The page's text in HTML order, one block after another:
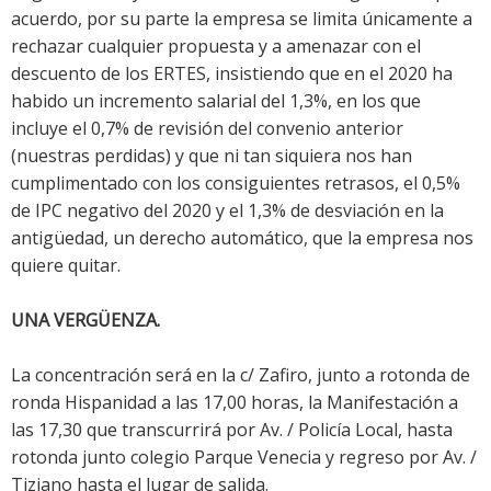
acuerdo, por su parte la empresa se limita únicamente a
rechazar cualquier propuesta y a amenazar con el
descuento de los ERTES, insistiendo que en el 2020 ha
habido un incremento salarial del 1,3%, en los que
incluye el 0,7% de revisión del convenio anterior
(nuestras perdidas) y que ni tan siquiera nos han
cumplimentado con los consiguientes retrasos, el 0,5%
de IPC negativo del 2020 y el 1,3% de desviación en la
antigüedad, un derecho automático, que la empresa nos
quiere quitar.
UNA VERGÜENZA.
La concentración será en la c/ Zafiro, junto a rotonda de
ronda Hispanidad a las 17,00 horas, la Manifestación a
las 17,30 que transcurrirá por Av. / Policía Local, hasta
rotonda junto colegio Parque Venecia y regreso por Av. /
Tiziano hasta el lugar de salida.